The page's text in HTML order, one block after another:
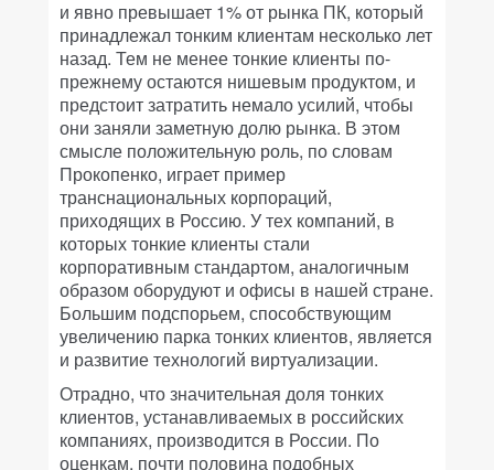
и явно превышает 1% от рынка ПК, который
принадлежал тонким клиентам несколько лет
назад. Тем не менее тонкие клиенты по-
прежнему остаются нишевым продуктом, и
предстоит затратить немало усилий, чтобы
они заняли заметную долю рынка. В этом
смысле положительную роль, по словам
Прокопенко, играет пример
транснациональных корпораций,
приходящих в Россию. У тех компаний, в
которых тонкие клиенты стали
корпоративным стандартом, аналогичным
образом оборудуют и офисы в нашей стране.
Большим подспорьем, способствующим
увеличению парка тонких клиентов, является
и развитие технологий виртуализации.
Отрадно, что значительная доля тонких
клиентов, устанавливаемых в российских
компаниях, производится в России. По
оценкам, почти половина подобных